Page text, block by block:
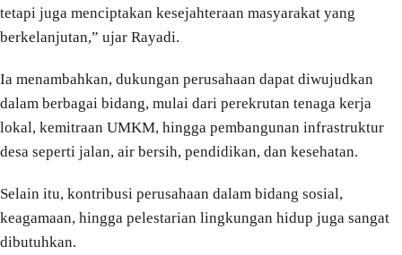
tetapi juga menciptakan kesejahteraan masyarakat yang
berkelanjutan,” ujar Rayadi.
Ia menambahkan, dukungan perusahaan dapat diwujudkan
dalam berbagai bidang, mulai dari perekrutan tenaga kerja
lokal, kemitraan UMKM, hingga pembangunan infrastruktur
desa seperti jalan, air bersih, pendidikan, dan kesehatan.
Selain itu, kontribusi perusahaan dalam bidang sosial,
keagamaan, hingga pelestarian lingkungan hidup juga sangat
dibutuhkan.